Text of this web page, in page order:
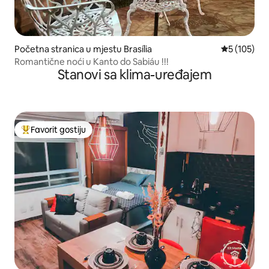
Početna stranica u mjestu Brasília prosječna
5 (105)
Romantične noći u Kanto do Sabiáu !!!
Stanovi sa klima-uređajem
Glavni favorit gostiju
Favorit gostiju